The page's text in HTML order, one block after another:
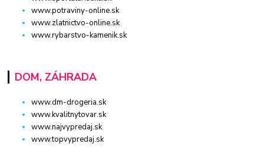
www.potraviny-online.sk
www.zlatnictvo-online.sk
www.rybarstvo-kamenik.sk
DOM, ZÁHRADA
www.dm-drogeria.sk
www.kvalitnytovar.sk
www.najvypredaj.sk
www.topvypredaj.sk